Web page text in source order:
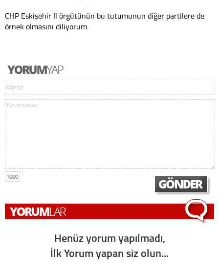
CHP Eskişehir İl örgütünün bu tutumunun diğer partilere de
örnek olmasını diliyorum.
1000
Henüz yorum yapılmadı,
İlk Yorum yapan siz olun...